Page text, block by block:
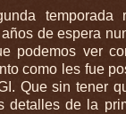
temporada
de espera
podemos ver
como les fue
Que sin tener
detalles de la